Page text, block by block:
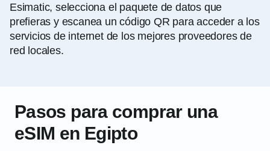
Esimatic, selecciona el paquete de datos que
prefieras y escanea un código QR para acceder a los
servicios de internet de los mejores proveedores de
red locales.
Pasos para comprar una
eSIM en Egipto